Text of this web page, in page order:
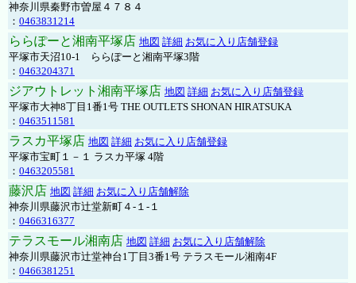
神奈川県秦野市曽屋４７８４
： 0463831214
ららぽーと湘南平塚店 地図 詳細 お気に入り店舗登録
平塚市天沼10-1 ららぽーと湘南平塚3階
： 0463204371
ジアウトレット湘南平塚店 地図 詳細 お気に入り店舗登録
平塚市大神8丁目1番1号 THE OUTLETS SHONAN HIRATSUKA
： 0463511581
ラスカ平塚店 地図 詳細 お気に入り店舗登録
平塚市宝町１－１ ラスカ平塚 4階
： 0463205581
藤沢店 地図 詳細 お気に入り店舗解除
神奈川県藤沢市辻堂新町４-１-１
： 0466316377
テラスモール湘南店 地図 詳細 お気に入り店舗解除
神奈川県藤沢市辻堂神台1丁目3番1号 テラスモール湘南4F
： 0466381251